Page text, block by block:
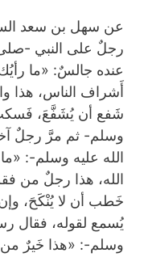
عن سهل بن سعد
رجلٌ على النبي -
عنده جالسٌ: «ما
أَشراف الناس، هذا
شَفع أن يُشَفَّعَ،
وسلم- ثم مرَّ رجلٌ
الله عليه وسلم-:
الله، هذا رجلٌ من
خَطب أن لا يُنْكَحَ،
يُسمع لقوله، فقال
وسلم-: «هذا خَيرٌ